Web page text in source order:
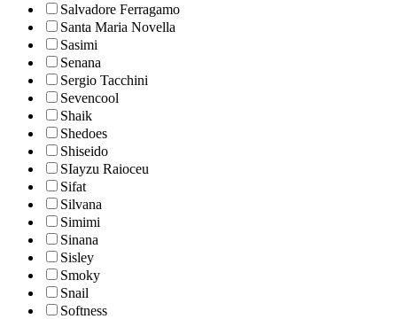
Salvadore Ferragamo
Santa Maria Novella
Sasimi
Senana
Sergio Tacchini
Sevencool
Shaik
Shedoes
Shiseido
SIayzu Raioceu
Sifat
Silvana
Simimi
Sinana
Sisley
Smoky
Snail
Softness